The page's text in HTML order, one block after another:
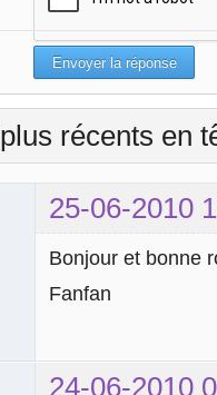
récents en
25-06-2010
Bonjour et bonne
Fanfan
24-06-2010